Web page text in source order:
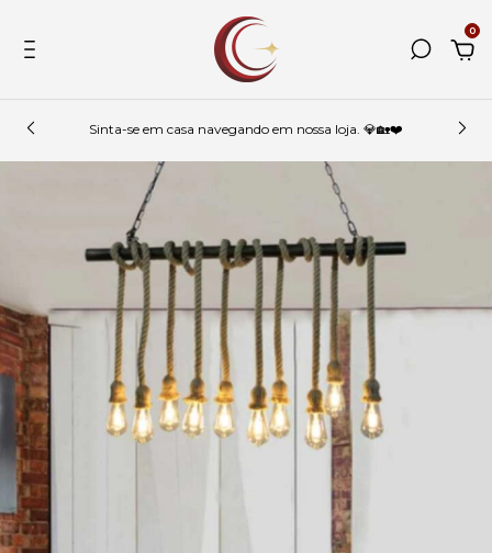
0
Sinta-se em casa navegando em nossa loja. 💎🏡❤️